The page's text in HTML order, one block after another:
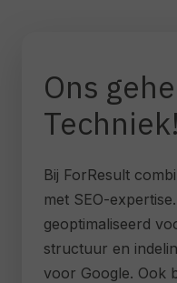
Ons
Techniek!
Bij ForResult
met SEO-
geoptimaliseerd
structuur en
voor Google. Ook